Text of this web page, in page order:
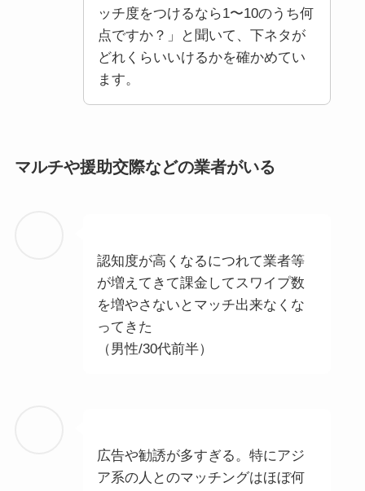
ッチ度をつけるなら1〜10のうち何
点ですか？」と聞いて、下ネタが
どれくらいいけるかを確かめてい
ます。
マルチや援助交際などの業者がいる
認知度が高くなるにつれて業者等
が増えてきて課金してスワイプ数
を増やさないとマッチ出来なくな
ってきた
（男性/30代前半）
広告や勧誘が多すぎる。特にアジ
ア系の人とのマッチングはほぼ何